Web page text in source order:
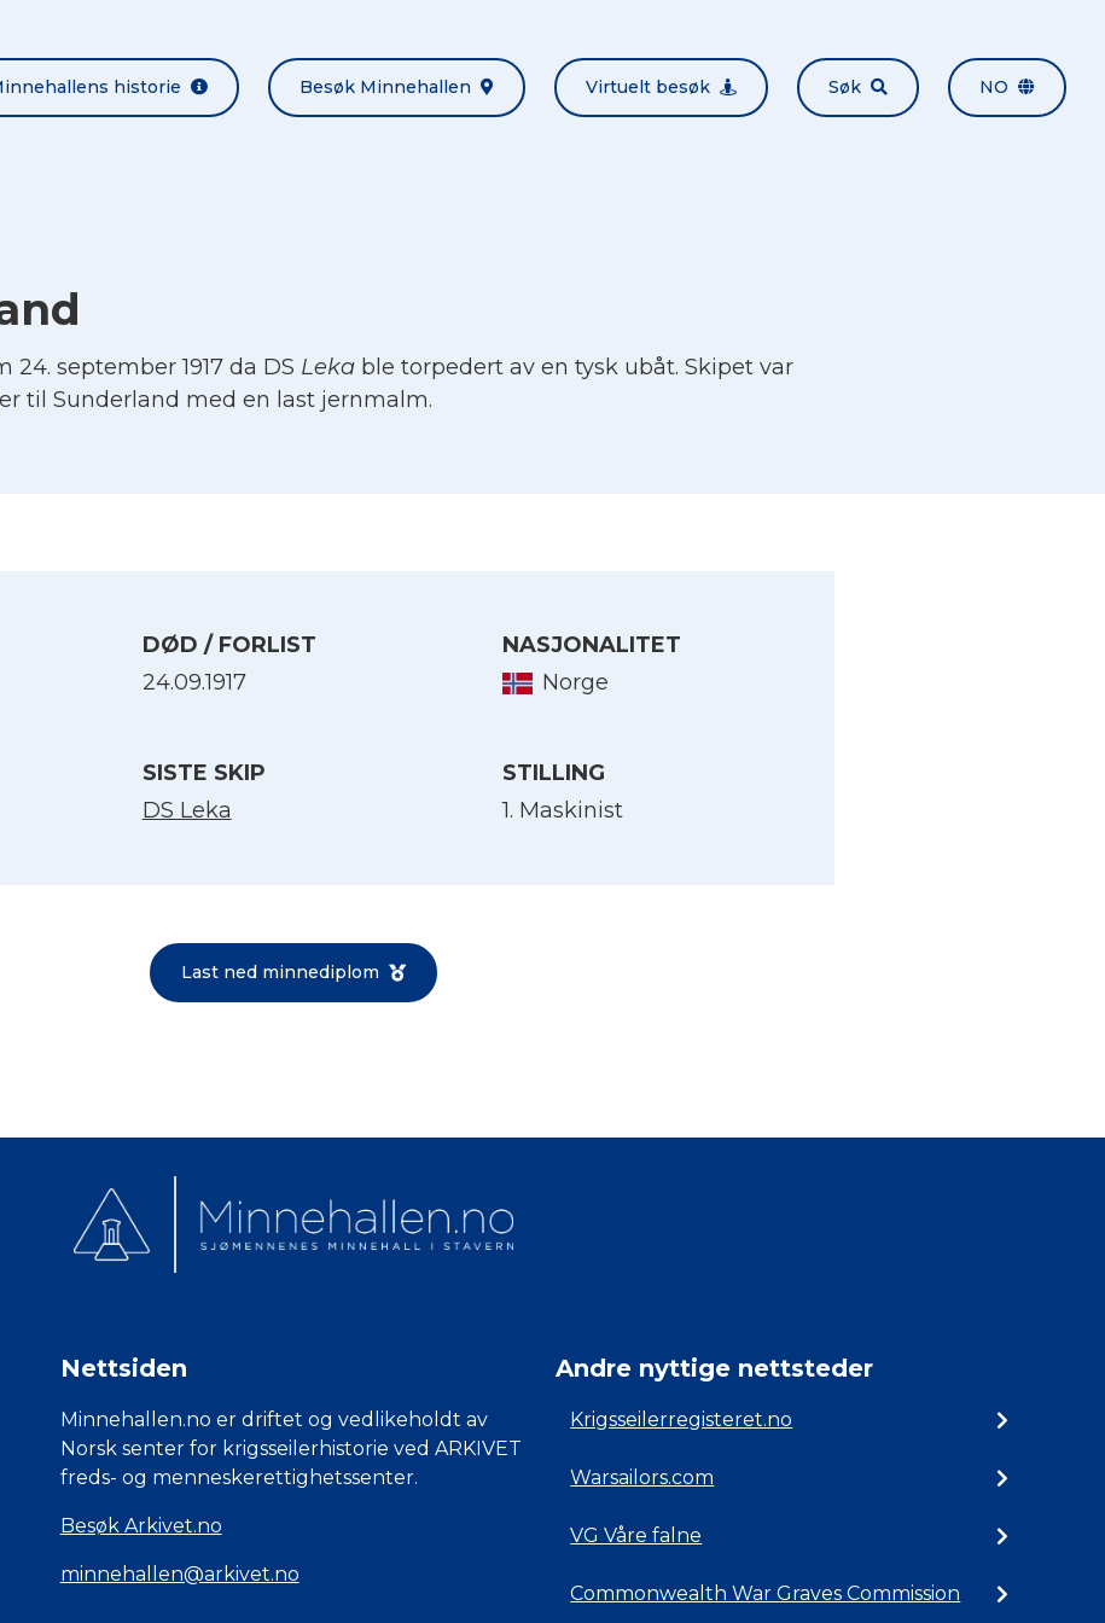
historie Besøk Minnehallen Virtuelt besøk Søk NO
24. september 1917 da DS Leka ble torpedert av en tysk ubåt. Skipet var
til Sunderland med en last jernmalm.
DØD / FORLIST
24.09.1917
NASJONALITET
Norge
SISTE SKIP
DS Leka
STILLING
1. Maskinist
Last ned minnediplom
Nettsiden
Minnehallen.no er driftet og vedlikeholdt av
Norsk senter for krigsseilerhistorie ved ARKIVET
freds- og menneskerettighetssenter.
Besøk Arkivet.no
minnehallen@arkivet.no
Andre nyttige nettsteder
Krigsseilerregisteret.no
Warsailors.com
VG Våre falne
Commonwealth War Graves Commission
Norsk bokmål